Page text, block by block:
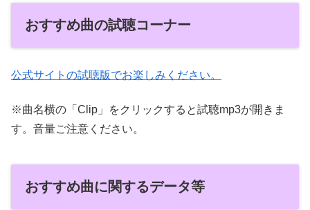
おすすめ曲の試聴コーナー
公式サイトの試聴版でお楽しみください。
※曲名横の「Clip」をクリックすると試聴mp3が開きま
す。音量ご注意ください。
おすすめ曲に関するデータ等